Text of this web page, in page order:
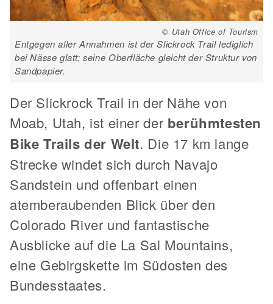
© Utah Office of Tourism
Entgegen aller Annahmen ist der Slickrock Trail lediglich
bei Nässe glatt; seine Oberfläche gleicht der Struktur von
Sandpapier.
Der Slickrock Trail in der Nähe von
Moab, Utah, ist einer der berühmtesten
Bike Trails der Welt. Die 17 km lange
Strecke windet sich durch Navajo
Sandstein und offenbart einen
atemberaubenden Blick über den
Colorado River und fantastische
Ausblicke auf die La Sal Mountains,
eine Gebirgskette im Südosten des
Bundesstaates.